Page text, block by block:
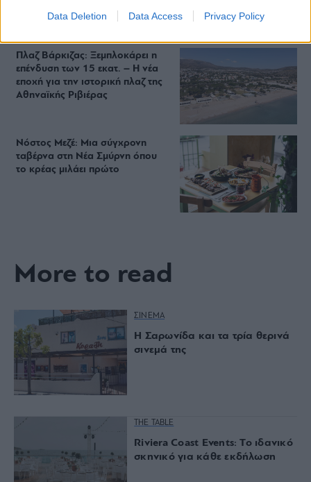
Data Deletion Data Access Privacy Policy
Πλαζ Βάρκιζας: Ξεμπλοκάρει η
επένδυση των 15 εκατ. – Η νέα
εποχή για την ιστορική πλαζ της
Αθηναϊκής Ριβιέρας
Νόστος Μεζέ: Μια σύγχρονη
ταβέρνα στη Νέα Σμύρνη όπου
το κρέας μιλάει πρώτο
More to read
ΣΙΝΕΜΑ
Η Σαρωνίδα και τα τρία θερινά
σινεμά της
THE TABLE
Riviera Coast Events: Το ιδανικό
σκηνικό για κάθε εκδήλωση